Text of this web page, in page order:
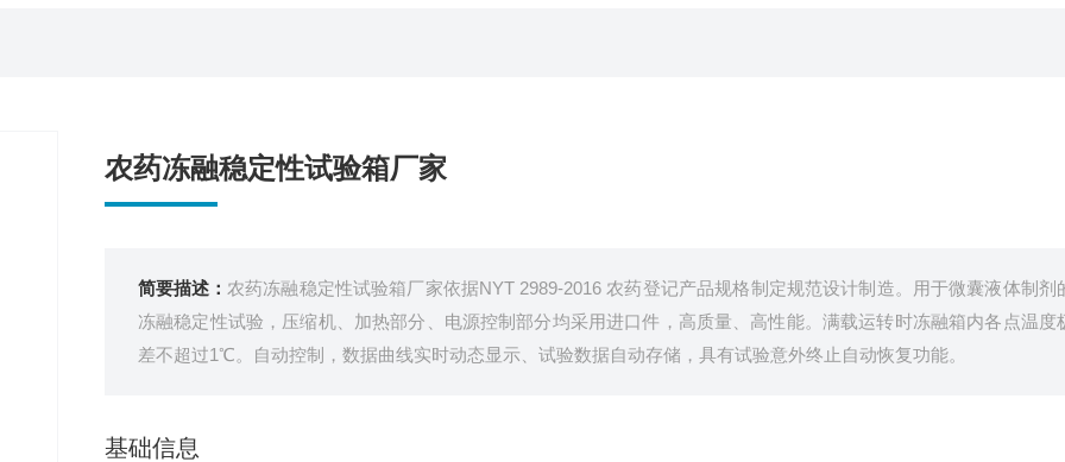
农药冻融稳定性试验箱厂家
简要描述： 农药冻融稳定性试验箱厂家依据NYT 2989-2016 农药登记产品规格制定规范设计制造。用于微囊液体制剂
冻融稳定性试验，压缩机、加热部分、电源控制部分均采用进口件，高质量、高性能。满载运转时冻融箱内各点温度
差不超过1℃。自动控制，数据曲线实时动态显示、试验数据自动存储，具有试验意外终止自动恢复功能。
基础信息